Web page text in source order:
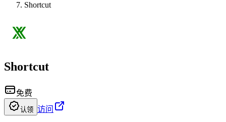
Shortcut
Shortcut
免费
认领 访问